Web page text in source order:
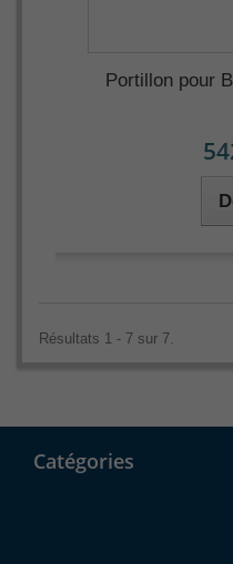
Portillon pour
Résultats 1 - 7 sur 7.
Catégories